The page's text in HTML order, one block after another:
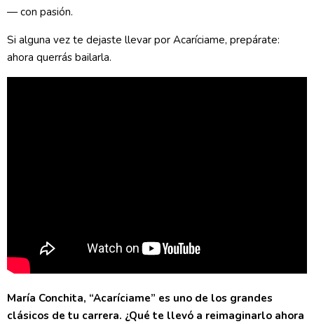
— con pasión.
Si alguna vez te dejaste llevar por Acaríciame, prepárate:
ahora querrás bailarla.
María Conchita, “Acaríciame” es uno de los grandes
clásicos de tu carrera. ¿Qué te llevó a reimaginarlo ahora